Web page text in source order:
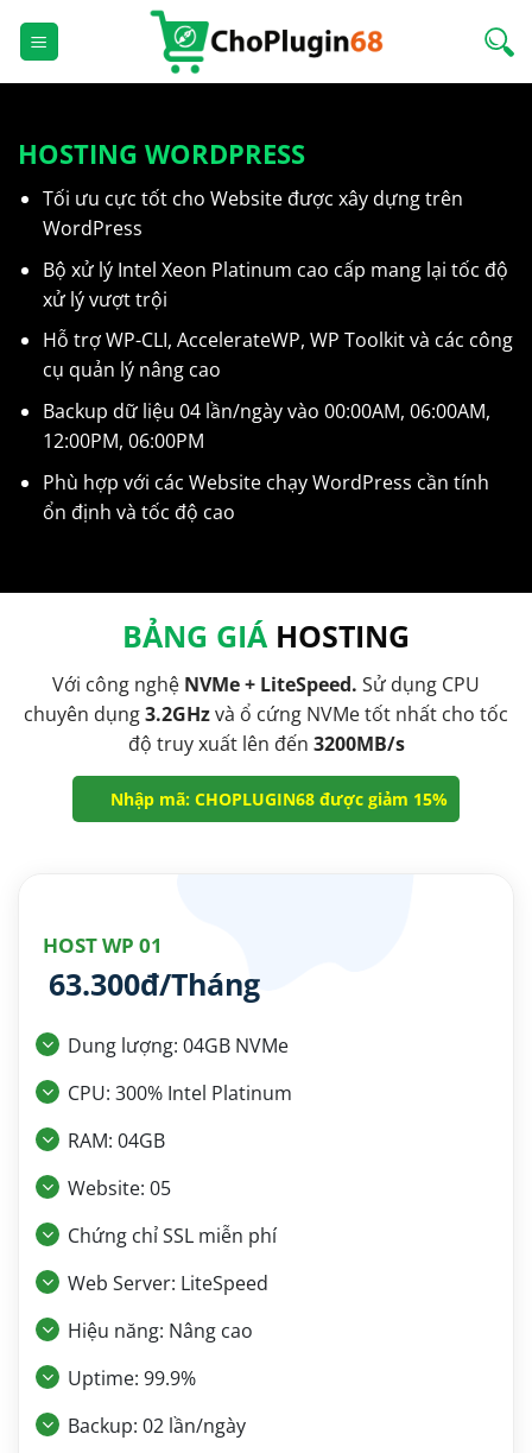
qua
HOSTING WORDPRESS
Tối ưu cực tốt cho Website được xây dựng trên
WordPress
Bộ xử lý Intel Xeon Platinum cao cấp mang lại tốc độ
xử lý vượt trội
Hỗ trợ WP-CLI, AccelerateWP, WP Toolkit và các công
cụ quản lý nâng cao
Backup dữ liệu 04 lần/ngày vào 00:00AM, 06:00AM,
12:00PM, 06:00PM
Phù hợp với các Website chạy WordPress cần tính
ổn định và tốc độ cao
BẢNG GIÁ HOSTING
Với công nghệ NVMe + LiteSpeed. Sử dụng CPU
chuyên dụng3.2GHzvà ổ cứng NVMe tốt nhất cho tốc
độ truy xuất lên đến 3200MB/s
Nhập mã: CHOPLUGIN68 được giảm 15%
HOST WP 01
63.300đ/Tháng
Dung lượng: 04GB NVMe
CPU: 300% Intel Platinum
RAM: 04GB
Website: 05
Chứng chỉ SSL miễn phí
Web Server: LiteSpeed
Hiệu năng: Nâng cao
Uptime: 99.9%
Backup: 02 lần/ngày